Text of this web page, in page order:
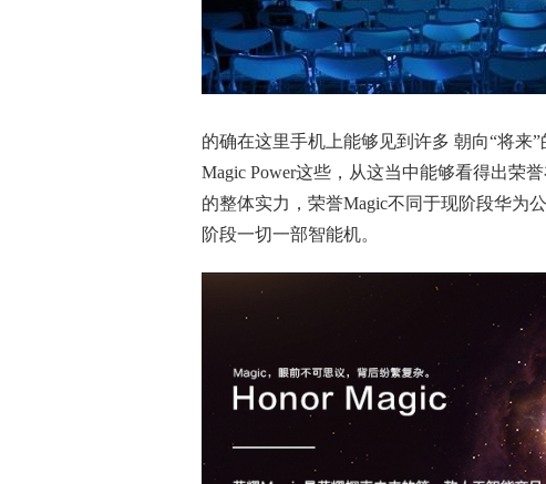
的确在这里手机上能够见到许多 朝向“将来
Magic Power这些，从这当中能够看得出荣
的整体实力，荣誉Magic不同于现阶段华为
阶段一切一部智能机。